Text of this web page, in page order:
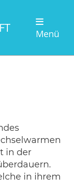
Menü
in der
in ihrem